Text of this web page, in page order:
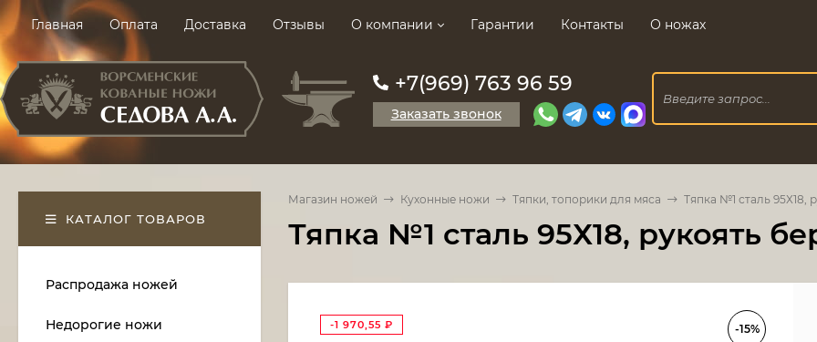
Главная Оплата Доставка Отзывы О компании Гарантии Контакты О ножах
+7(969) 763 96 59
Заказать звонок
Магазин ножей Кухонные ножи Тяпки, топорики для мяса Тяпка №1 сталь 95Х18,
Тяпка №1 сталь 95Х18, рукоять
-15%
-1 970,55 ₽
КАТАЛОГ ТОВАРОВ
Распродажа ножей
Недорогие ножи